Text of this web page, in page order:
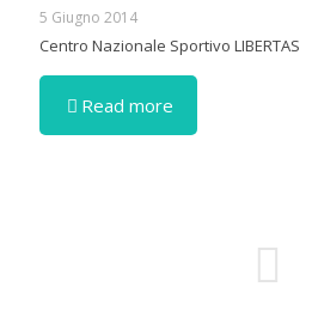
5 Giugno 2014
Centro Nazionale Sportivo LIBERTAS
Read more